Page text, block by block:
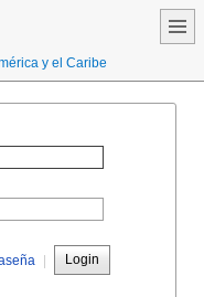
y el Caribe
| Login